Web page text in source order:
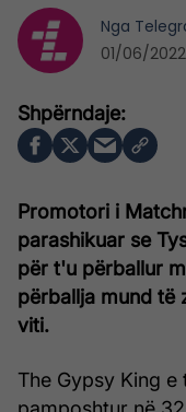
Promotori i
parashikuar se
për t'u përballur
përballja mund të
viti.
The Gypsy King
Nga
01/06/2022